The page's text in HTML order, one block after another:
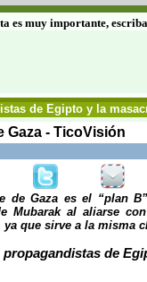
es muy importante,
de Egipto y la
Gaza - TicoVisión
de Gaza es el “plan
Mubarak al aliarse
ya que sirve a la misma
propagandistas de